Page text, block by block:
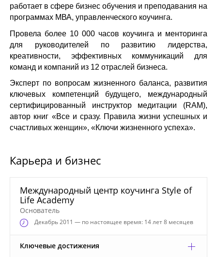
работает в сфере бизнес обучения и преподавания на
программах МВА, управленческого коучинга.
Провела более 10 000 часов коучинга и менторинга
для руководителей по развитию лидерства,
креативности, эффективных коммуникаций для
команд и компаний из 12 отраслей бизнеса.
Эксперт по вопросам жизненного баланса, развития
ключевых компетенций будущего, международный
сертифицированный инструктор медитации (RAM),
автор книг «Все и сразу. Правила жизни успешных и
счастливых женщин», «Ключи жизненного успеха».
Карьера и бизнес
Международный центр коучинга Style of
Life Academy
Основатель
Декабрь2011 — по настоящее время: 14 лет 8 месяцев
Ключевые достижения